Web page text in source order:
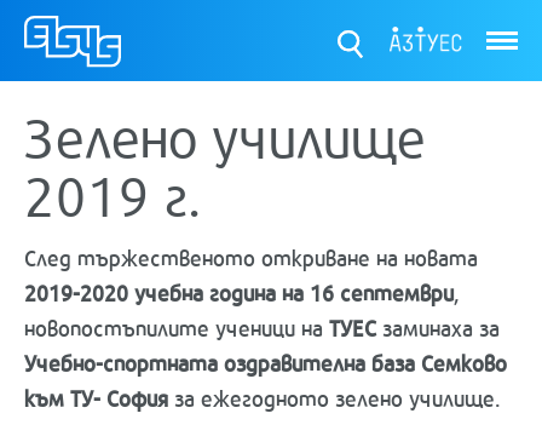
Зелено училище
2019 г.
След тържественото откриване на новата
2019-2020 учебна година на 16 септември,
новопостъпилите ученици на ТУЕСзаминаха за
Учебно-спортната оздравителна база Семково
към ТУ- София за ежегодното зелено училище.